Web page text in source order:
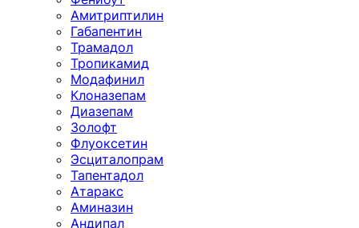
Амитриптилин
Габапентин
Трамадол
Тропикамид
Модафинил
Клоназепам
Диазепам
Золофт
Флуоксетин
Эсциталопрам
Тапентадол
Атаракс
Аминазин
Андипал